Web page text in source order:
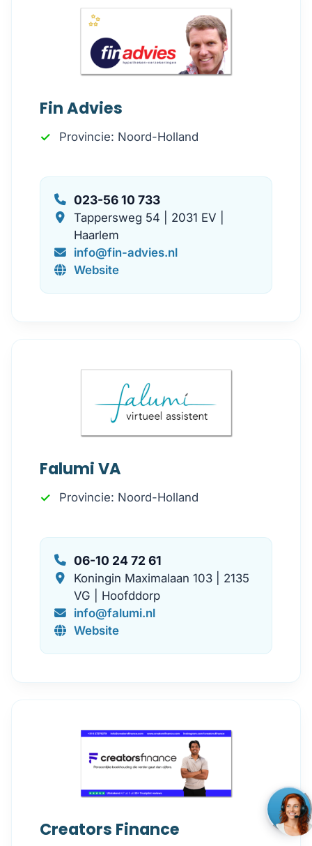
Fin Advies
Provincie: Noord-Holland
023-56 10 733
Tappersweg 54 | 2031 EV |
Haarlem
info@fin-advies.nl
Website
Falumi VA
Provincie: Noord-Holland
06-10 24 72 61
Koningin Maximalaan 103 | 2135
VG | Hoofddorp
info@falumi.nl
Website
Creators Finance